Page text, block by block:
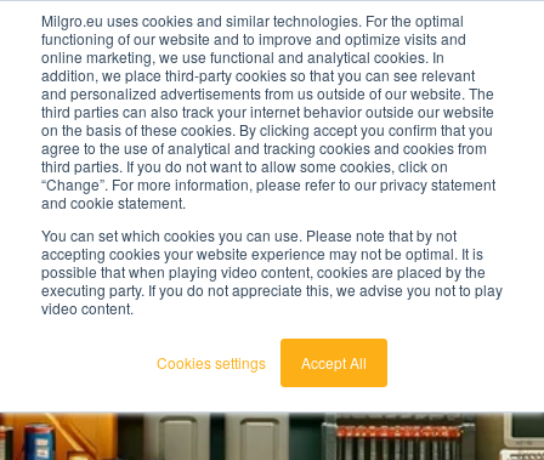
Milgro.eu uses cookies and similar technologies. For the optimal
functioning of our website and to improve and optimize visits and
online marketing, we use functional and analytical cookies. In
addition, we place third-party cookies so that you can see relevant
and personalized advertisements from us outside of our website. The
third parties can also track your internet behavior outside our website
on the basis of these cookies. By clicking accept you confirm that you
agree to the use of analytical and tracking cookies and cookies from
third parties. If you do not want to allow some cookies, click on
“Change”. For more information, please refer to our privacy statement
and cookie statement.
You can set which cookies you can use. Please note that by not
accepting cookies your website experience may not be optimal. It is
possible that when playing video content, cookies are placed by the
executing party. If you do not appreciate this, we advise you not to play
video content.
Cookies settings Accept All
nederlands
english
nl
🔥Grondstoffen worden schaarser en duurder. Weet
jij waar jouw organisatie kwetsbaar is en wat je
eraan kunt doen?
Bekijk de Grondstoffenbarometer